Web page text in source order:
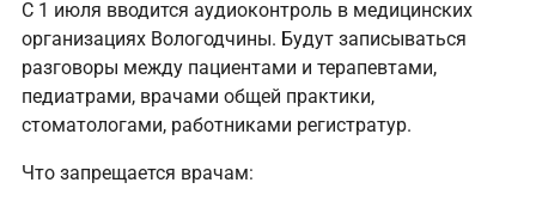
С 1 июля вводится аудиоконтроль в медицинских
организациях Вологодчины. Будут записываться
разговоры между пациентами и терапевтами,
педиатрами, врачами общей практики,
стоматологами, работниками регистратур.
Что запрещается врачам: